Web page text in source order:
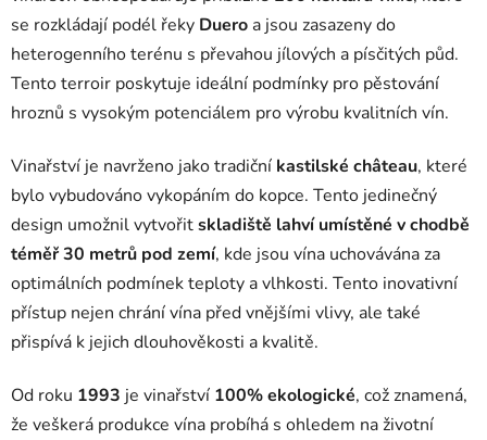
se rozkládají podél řeky Duero a jsou zasazeny do
heterogenního terénu s převahou jílových a písčitých půd.
Tento terroir poskytuje ideální podmínky pro pěstování
hroznů s vysokým potenciálem pro výrobu kvalitních vín.
Vinařství je navrženo jako tradiční kastilské château, které
bylo vybudováno vykopáním do kopce. Tento jedinečný
design umožnil vytvořitskladiště lahví umístěné v chodbě
téměř 30 metrů pod zemí, kde jsou vína uchovávána za
optimálních podmínek teploty a vlhkosti. Tento inovativní
přístup nejen chrání vína před vnějšími vlivy, ale také
přispívá k jejich dlouhověkosti a kvalitě.
Od roku 1993 je vinařství 100% ekologické, což znamená,
že veškerá produkce vína probíhá s ohledem na životní
k
t
ů